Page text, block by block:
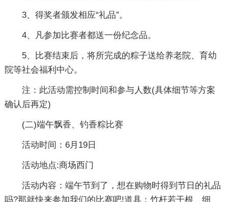
3、得奖者颁发相应“礼品”。
4、凡参加比赛者都送一份纪念品。
5、比赛结束后，将所完成的粽子送给养老院、育幼
院等社会福利中心。
注：此活动需控制时间和参与人数(具体细节等方案
确认后再定)
(二)端午飘香、钓香粽比赛
活动时间：6月19日
活动地点:商场西门
活动内容：端午节到了，想在购物时得到节日的礼品
吗?那就快来参加我们的比赛吧!道具：竹杆若干根、细